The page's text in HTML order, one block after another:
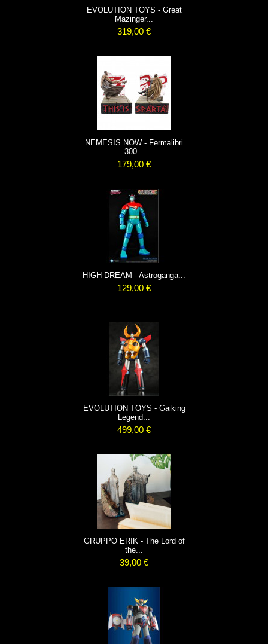
EVOLUTION TOYS - Great
Mazinger...
319,00 €
NEMESIS NOW - Fermalibri
300...
179,00 €
HIGH DREAM - Astroganga...
129,00 €
EVOLUTION TOYS - Gaiking
Legend...
499,00 €
GRUPPO ERIK - The Lord of
the...
39,00 €